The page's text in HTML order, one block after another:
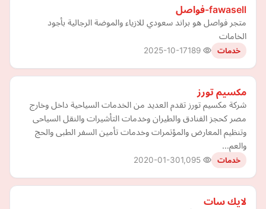
fawasell-فواصل
متجر فواصل هو براند سعودي للازياء والموضة الرجالية بأجود
الخامات
خدمات 2025-10-17
مكسيم تورز
شركة مكسيم تورز تقدم العديد من الخدمات السياحية داخل وخارج
مصر كحجز الفنادق والطيران وخدمات التأشيرات والنقل السياحى
وتنظيم المعارض والمؤتمرات وخدمات تأمين السفر الطبى والحج
والعم…
خدمات 2020-01-30
لايك سات